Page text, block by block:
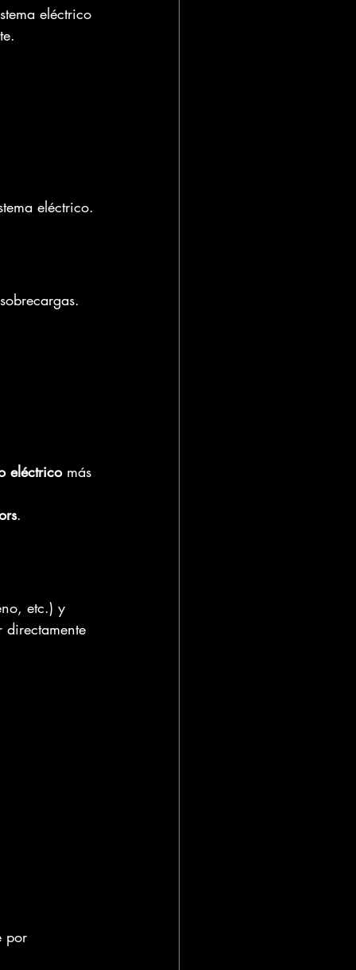
eléctrico
eléctrico.
eléctrico más
.
etc.) y
directamente
por